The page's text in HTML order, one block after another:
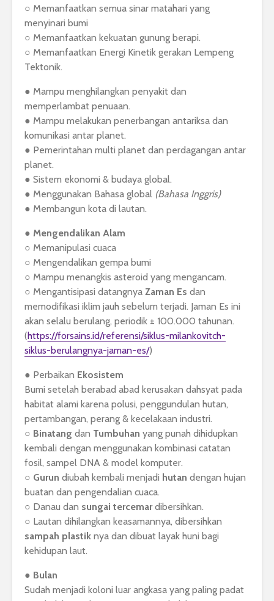
○ Memanfaatkan semua sinar matahari yang
menyinari bumi
○ Memanfaatkan kekuatan gunung berapi.
○ Memanfaatkan Energi Kinetik gerakan Lempeng
Tektonik.
● Mampu menghilangkan penyakit dan
memperlambat penuaan.
● Mampu melakukan penerbangan antariksa dan
komunikasi antar planet.
● Pemerintahan multi planet dan perdagangan antar
planet.
● Sistem ekonomi & budaya global.
● Menggunakan Bahasa global (Bahasa Inggris)
● Membangun kota di lautan.
● Mengendalikan Alam
○ Memanipulasi cuaca
○ Mengendalikan gempa bumi
○ Mampu menangkis asteroid yang mengancam.
○ Mengantisipasi datangnya Zaman Es dan
memodifikasi iklim jauh sebelum terjadi. Jaman Es ini
akan selalu berulang, periodik ± 100.000 tahunan.
(https://forsains.id/referensi/siklus-milankovitch-
siklus-berulangnya-jaman-es/)
● Perbaikan Ekosistem
Bumi setelah berabad abad kerusakan dahsyat pada
habitat alami karena polusi, penggundulan hutan,
pertambangan, perang & kecelakaan industri.
○ Binatang dan Tumbuhan yang punah dihidupkan
kembali dengan menggunakan kombinasi catatan
fosil, sampel DNA & model komputer.
○ Gurun diubah kembali menjadi hutan dengan hujan
buatan dan pengendalian cuaca.
○ Danau dan sungai tercemardibersihkan.
○ Lautan dihilangkan keasamannya, dibersihkan
sampah plastik nya dan dibuat layak huni bagi
kehidupan laut.
● Bulan
Sudah menjadi koloni luar angkasa yang paling padat